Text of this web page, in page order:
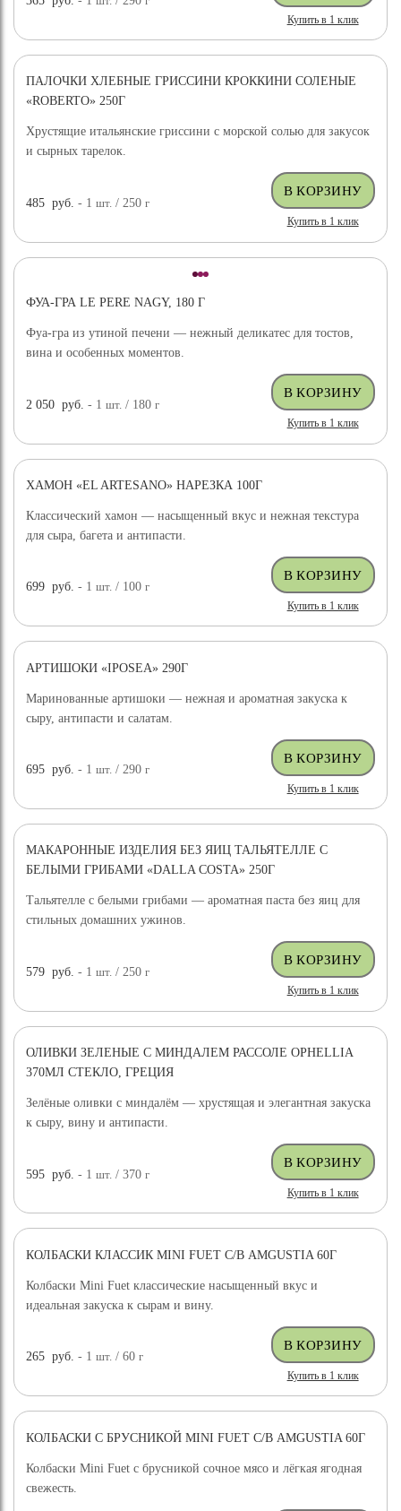
Купить в 1 клик
ПАЛОЧКИ ХЛЕБНЫЕ ГРИССИНИ КРОККИНИ СОЛЕНЫЕ
«ROBERTO» 250Г
Хрустящие итальянские гриссини с морской солью для закусок
и сырных тарелок.
485 руб. - 1шт. / 250г
Купить в 1 клик
ФУА-ГРА LE PERE NAGY, 180 Г
Фуа-гра из утиной печени — нежный деликатес для тостов,
вина и особенных моментов.
2 050 руб. - 1шт. / 180г
Купить в 1 клик
ХАМОН «EL ARTESANO» НАРЕЗКА 100Г
Классический хамон — насыщенный вкус и нежная текстура
для сыра, багета и антипасти.
699 руб. - 1шт. / 100г
Купить в 1 клик
АРТИШОКИ «IPOSEA» 290Г
Маринованные артишоки — нежная и ароматная закуска к
сыру, антипасти и салатам.
695 руб. - 1шт. / 290г
Купить в 1 клик
МАКАРОННЫЕ ИЗДЕЛИЯ БЕЗ ЯИЦ ТАЛЬЯТЕЛЛЕ С
БЕЛЫМИ ГРИБАМИ «DALLA COSTA» 250Г
Тальятелле с белыми грибами — ароматная паста без яиц для
стильных домашних ужинов.
579 руб. - 1шт. / 250г
Купить в 1 клик
ОЛИВКИ ЗЕЛЕНЫЕ С МИНДАЛЕМ РАССОЛЕ OPHELLIA
370МЛ СТЕКЛО, ГРЕЦИЯ
Зелёные оливки с миндалём — хрустящая и элегантная закуска
к сыру, вину и антипасти.
595 руб. - 1шт. / 370г
Купить в 1 клик
КОЛБАСКИ КЛАССИК MINI FUET С/В AMGUSTIA 60Г
Колбаски Mini Fuet классические насыщенный вкус и
идеальная закуска к сырам и вину.
265 руб. - 1шт. / 60г
Купить в 1 клик
КОЛБАСКИ С БРУСНИКОЙ MINI FUET С/В AMGUSTIA 60Г
Колбаски Mini Fuet с брусникой сочное мясо и лёгкая ягодная
свежесть.